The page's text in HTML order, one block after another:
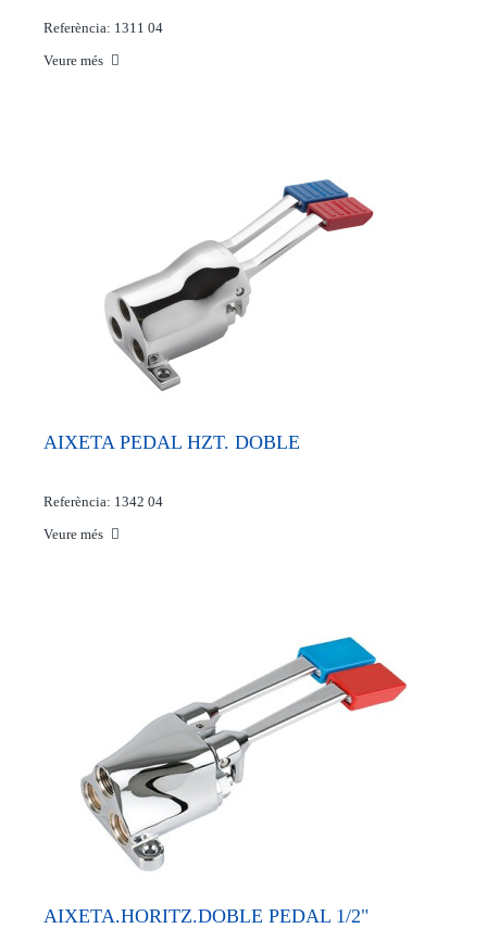
Referència: 1311 04
Veure més
AIXETA PEDAL HZT. DOBLE
Referència: 1342 04
Veure més
AIXETA.HORITZ.DOBLE PEDAL 1/2"